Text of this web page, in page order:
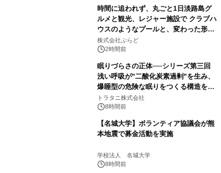
時間に追われず、丸ごと1日淡路島グ
ルメと観光、レジャー施設で クラブハ
ウスのようなプールと、変わった形の
サウナも 「THE BOXY AWAJI」のお
得な素泊まり連泊プランで
株式会社ぷらど
2時間前
眠りづらさの正体──シリーズ第三回
浅い呼吸が"二酸化炭素過剰"を生み、
爆睡型の危険な眠りをつくる構造を解
説
トラタニ株式会社
8時間前
【名城大学】ボランティア協議会が熊
本地震で募金活動を実施
学校法人 名城大学
8時間前